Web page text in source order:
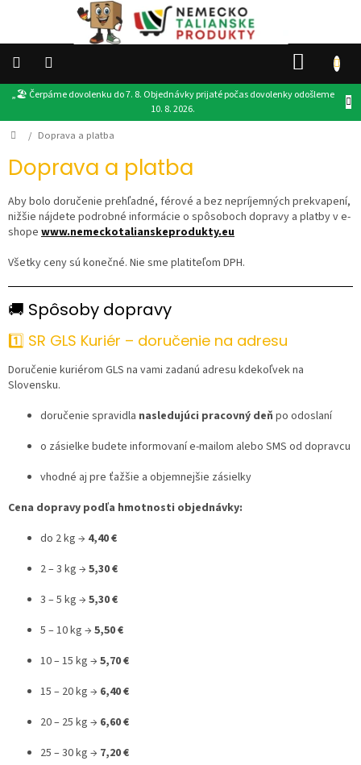
„🏖️ Čerpáme dovolenku do 7. 8. Objednávky prijaté počas dovolenky odošleme
10. 8. 2026.
KOŠÍK
👉
PRODUKTY
POTRAVINY
PRODUKTY
DARČEKY
OSTATNÉ
%
MAXI
Parfémy
Rubriky
a
tovaru
Prihlásenie
Domov
/ Doprava a platba
Doprava a platba
Aby bolo doručenie prehľadné, férové a bez nepríjemných prekvapení,
nižšie nájdete podrobné informácie o spôsoboch dopravy a platby v e-
shope www.nemeckotalianskeprodukty.eu
Všetky ceny sú konečné. Nie sme platiteľom DPH.
🚚 Spôsoby dopravy
1️⃣ SR GLS Kuriér – doručenie na adresu
Doručenie kuriérom GLS na vami zadanú adresu kdekoľvek na
Slovensku.
doručenie spravidla nasledujúci pracovný deň po odoslaní
o zásielke budete informovaní e-mailom alebo SMS od dopravcu
vhodné aj pre ťažšie a objemnejšie zásielky
Cena dopravy podľa hmotnosti objednávky:
do 2 kg → 4,40 €
2 – 3 kg → 5,30 €
3 – 5 kg → 5,30 €
5 – 10 kg → 5,50 €
10 – 15 kg → 5,70 €
15 – 20 kg → 6,40 €
20 – 25 kg → 6,60 €
25 – 30 kg → 7,20 €